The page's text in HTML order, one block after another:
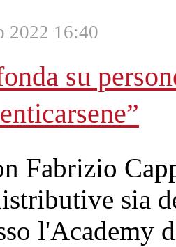
2022 16:40
su
Fabrizio
sia
l'Academy